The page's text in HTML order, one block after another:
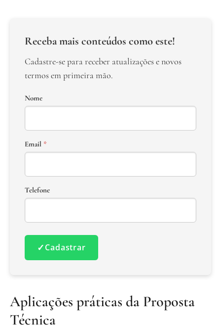
Receba mais conteúdos como este!
Cadastre-se para receber atualizações e novos
termos em primeira mão.
Nome
Email *
Telefone
✓Cadastrar
Aplicações práticas da Proposta
Técnica